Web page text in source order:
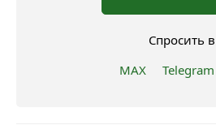
Спросить в
MAX
Telegram